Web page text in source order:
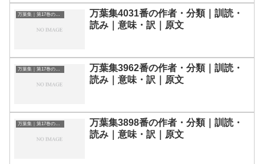
万葉集｜第17巻の和歌一覧
万葉集4031番の作者・分類｜訓読・
読み｜意味・訳｜原文
万葉集｜第17巻の和歌一覧
万葉集3962番の作者・分類｜訓読・
読み｜意味・訳｜原文
万葉集｜第17巻の和歌一覧
万葉集3898番の作者・分類｜訓読・
読み｜意味・訳｜原文